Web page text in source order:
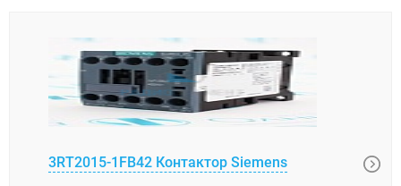
3RT2015-1FB42 Контактор Siemens